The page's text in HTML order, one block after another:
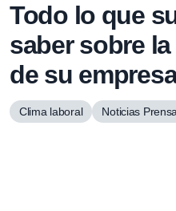
Todo lo que
saber sobre
de su
Clima laboral Noticias Prensa